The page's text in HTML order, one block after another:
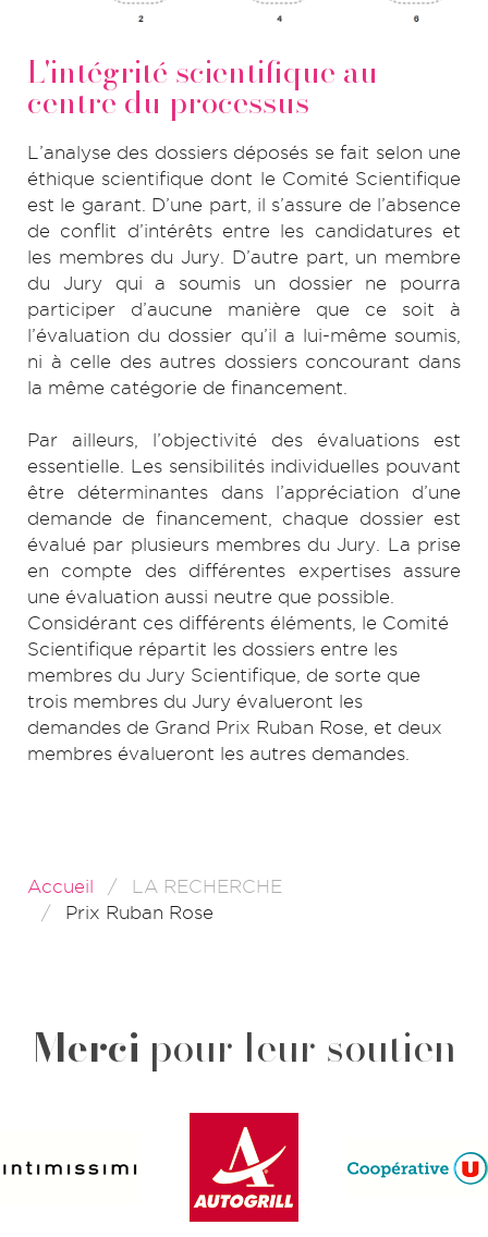
L'intégrité scientifique au
centre du processus
L’analyse des dossiers déposés se fait selon une
éthique scientifique dont le Comité Scientifique
est le garant. D’une part, il s’assure de l’absence
de conflit d’intérêts entre les candidatures et
les membres du Jury. D’autre part, un membre
du Jury qui a soumis un dossier ne pourra
participer d’aucune manière que ce soit à
l’évaluation du dossier qu’il a lui-même soumis,
ni à celle des autres dossiers concourant dans
la même catégorie de financement.
Par ailleurs, l’objectivité des évaluations est
essentielle. Les sensibilités individuelles pouvant
être déterminantes dans l’appréciation d’une
demande de financement, chaque dossier est
évalué par plusieurs membres du Jury. La prise
en compte des différentes expertises assure
une évaluation aussi neutre que possible.
Considérant ces différents éléments, le Comité
Scientifique répartit les dossiers entre les
membres du Jury Scientifique, de sorte que
trois membres du Jury évalueront les
demandes de Grand Prix Ruban Rose, et deux
membres évalueront les autres demandes.
Accueil
LA RECHERCHE
Prix Ruban Rose
Merci pour leur soutien